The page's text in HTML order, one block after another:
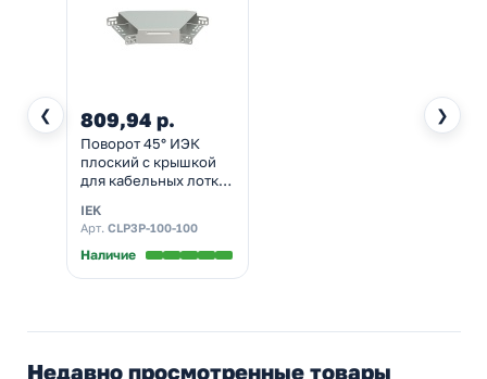
❮ ❯
809,94 р.
Поворот 45° ИЭК
плоский с крышкой
для кабельных лотков
IEK
Арт. CLP3P-100-100
Наличие
Недавно просмотренные товары